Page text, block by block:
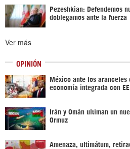
Pezeshkian: Defendemos
doblegamos ante la fuerza
Ver más
OPINIÓN
México ante los aranceles
economía integrada con
Irán y Omán ultiman un
Ormuz
Amenaza, ultimátum,